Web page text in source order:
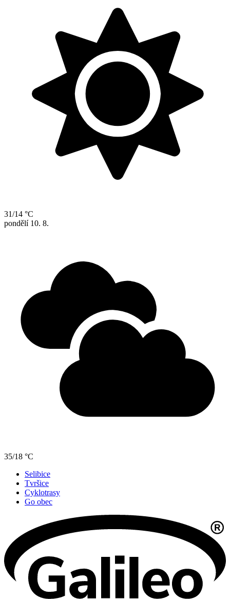
31/14 °C
pondělí 10. 8.
35/18 °C
Selibice
Tvršice
Cyklotrasy
Go obec